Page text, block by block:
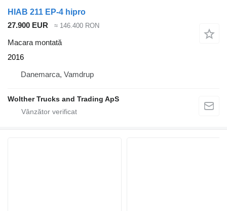
HIAB 211 EP-4 hipro
27.900 EUR
≈ 146.400 RON
Macara montată
2016
Danemarca, Vamdrup
Wolther Trucks and Trading ApS